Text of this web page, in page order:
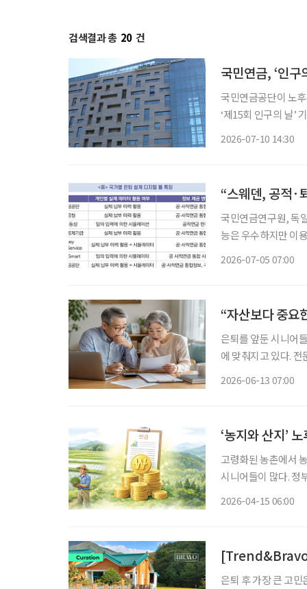
검색결과 총 20 건
국민연금, ‘인구
국민연금공단이 노
‘제15회 인구의 날’ 기
2026-07-10 14:30
국민연금연구원, 독
능은 우수하지만 이용자 편의성 개선 과제
2026-07-05 07:00
“자산보다 중요
은퇴를 앞둔 시니어
에 맞춰지고 있다.
2026-06-13 07:00
‘농지와 산지’
고령화된 농촌에서
시니어들이 많다. 정
2026-04-15 06:00
은퇴 후 가장 큰 고민